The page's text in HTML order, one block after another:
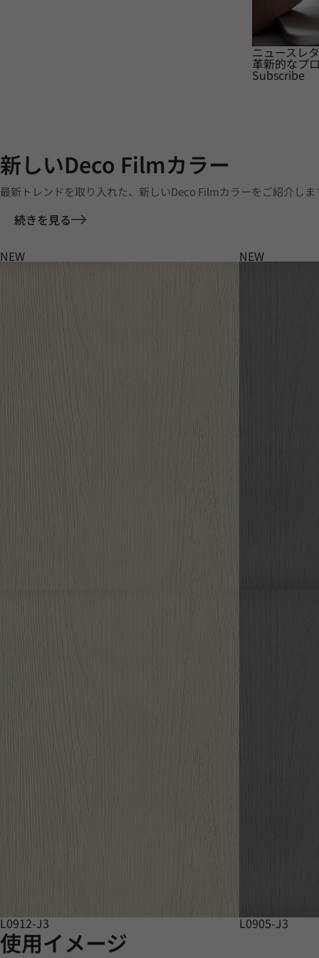
ニュースレ
革新的なプ
Subscribe
新しいDeco Filmカラー
最新トレンドを取り入れた、新しいDeco Filmカラーをご紹介しま
続きを見る
NEW
L0912-J3
NEW
L0905-J3
使用イメージ